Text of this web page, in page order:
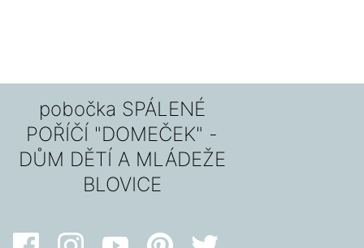
pobočka SPÁLENÉ
POŘÍČÍ "DOMEČEK" -
DŮM DĚTÍ A MLÁDEŽE
BLOVICE